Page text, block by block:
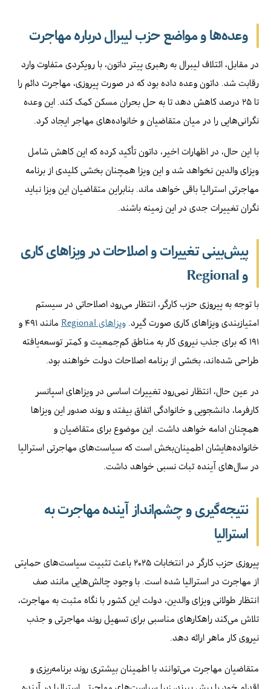
وعده‌ها و مواضع حزب لیبرال درباره مهاجرت
در مقابل، ائتلاف لیبرال به رهبری پیتر داتون، با رویکردی متفاوت وارد
رقابت شد. داتون وعده داده بود که در صورت پیروزی، مهاجرت دائم را
تا ۲۵ درصد کاهش دهد تا به حل بحران مسکن کمک کند. این وعده
نگرانی‌هایی را در میان متقاضیان و خانواده‌های مهاجر ایجاد کرد.
با این حال، در اظهارات اخیر، داتون تأکید کرده که این کاهش شامل
ویزای والدین نخواهد شد و این ویزا همچنان بخشی کلیدی از برنامه
مهاجرتی استرالیا باقی خواهد ماند. بنابراین متقاضیان این ویزا نباید
نگران تغییرات جدی در این زمینه باشند.
پیش‌بینی تغییرات و اصلاحات در ویزاهای کاری
و Regional
با توجه به پیروزی حزب کارگر، انتظار می‌رود اصلاحاتی در سیستم
امتیازبندی ویزاهای کاری صورت گیرد. ویزاهای Regional
مانند ۴۹۱ و
۱۹۱ که برای جذب نیروی کار به مناطق کم‌جمعیت و کمتر توسعه‌یافته
طراحی شده‌اند، بخشی از برنامه اصلاحات دولت خواهند بود.
در عین حال، انتظار نمی‌رود تغییرات اساسی در ویزاهای اسپانسر
کارفرما، دانشجویی و خانوادگی اتفاق بیفتد و روند صدور این ویزاها
همچنان ادامه خواهد داشت. این موضوع برای متقاضیان و
خانواده‌هایشان اطمینان‌بخش است که سیاست‌های مهاجرتی استرالیا
در سال‌های آینده ثبات نسبی خواهد داشت.
نتیجه‌گیری و چشم‌انداز آینده مهاجرت به
استرالیا
پیروزی حزب کارگر در انتخابات ۲۰۲۵ باعث تثبیت سیاست‌های حمایتی
از مهاجرت در استرالیا شده است. با وجود چالش‌هایی مانند صف
انتظار طولانی ویزای والدین، دولت این کشور با نگاه مثبت به مهاجرت،
تلاش می‌کند راهکارهای مناسبی برای تسهیل روند مهاجرتی و جذب
نیروی کار ماهر ارائه دهد.
متقاضیان مهاجرت می‌توانند با اطمینان بیشتری روند برنامه‌ریزی و